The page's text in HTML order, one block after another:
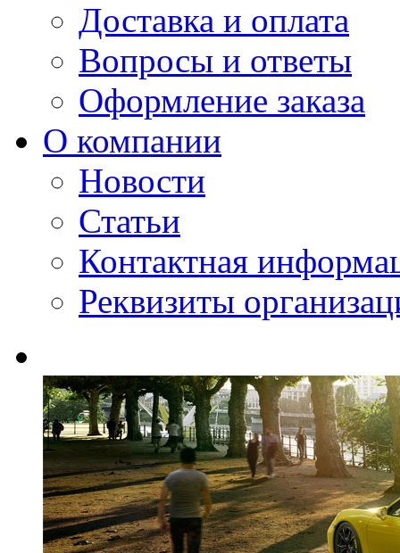
Доставка и оплата
Вопросы и ответы
Оформление заказа
О компании
Новости
Статьи
Контактная
Реквизиты